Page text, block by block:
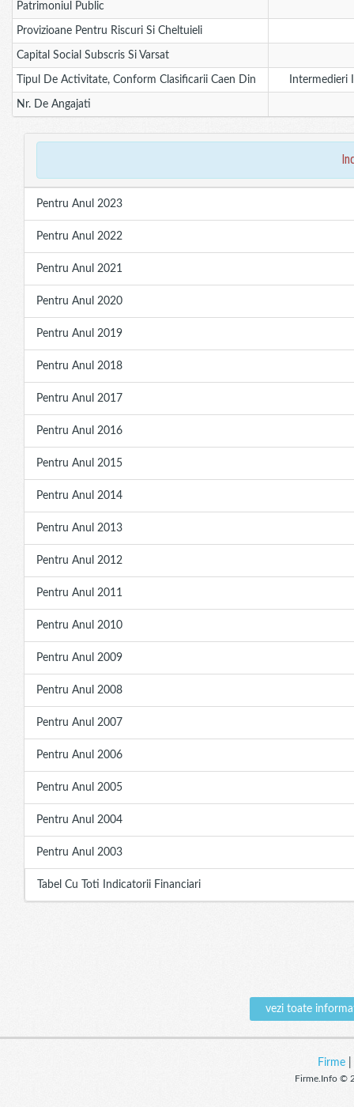
Patrimoniul Public
Provizioane Pentru Riscuri Si Cheltuieli
Capital Social Subscris Si Varsat
Tipul De Activitate, Conform Clasificarii Caen Din Intermedieri
Nr. De Angajati
Pentru Anul 2023
Pentru Anul 2022
Pentru Anul 2021
Pentru Anul 2020
Pentru Anul 2019
Pentru Anul 2018
Pentru Anul 2017
Pentru Anul 2016
Pentru Anul 2015
Pentru Anul 2014
Pentru Anul 2013
Pentru Anul 2012
Pentru Anul 2011
Pentru Anul 2010
Pentru Anul 2009
Pentru Anul 2008
Pentru Anul 2007
Pentru Anul 2006
Pentru Anul 2005
Pentru Anul 2004
Pentru Anul 2003
Tabel Cu Toti Indicatorii Financiari
vezi toate
Firme|
Firme.Info ©